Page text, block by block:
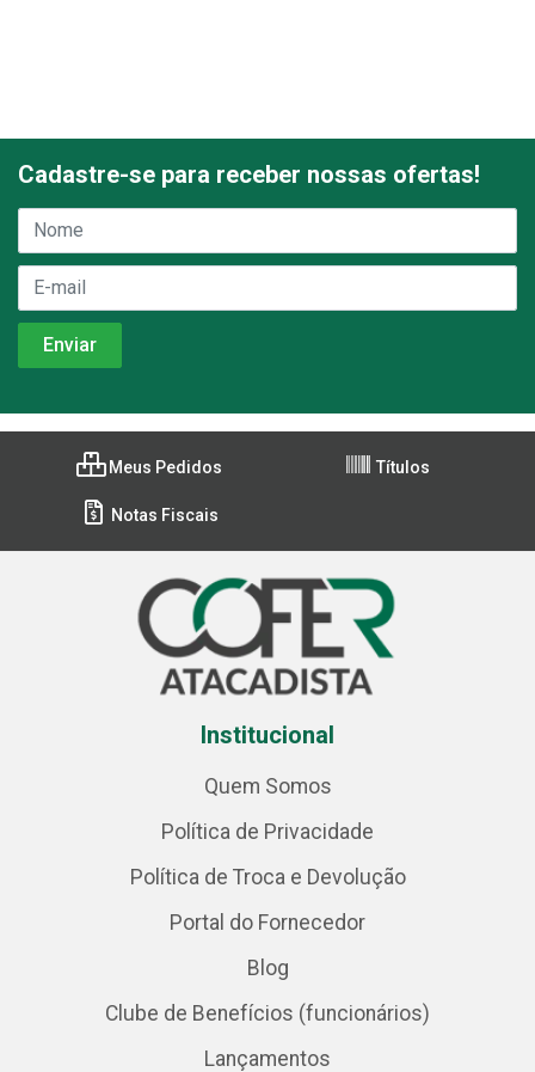
Cadastre-se para receber nossas ofertas!
Meus Pedidos Títulos
Notas Fiscais
Institucional
Quem Somos
Política de Privacidade
Política de Troca e Devolução
Portal do Fornecedor
Blog
Clube de Benefícios (funcionários)
Lançamentos